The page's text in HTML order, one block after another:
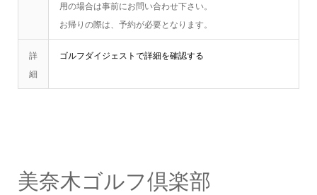
用の場合は事前にお問い合わせ下さい。
お帰りの際は、予約が必要となります。
詳
細
ゴルフダイジェストで詳細を確認する
美奈木ゴルフ倶楽部